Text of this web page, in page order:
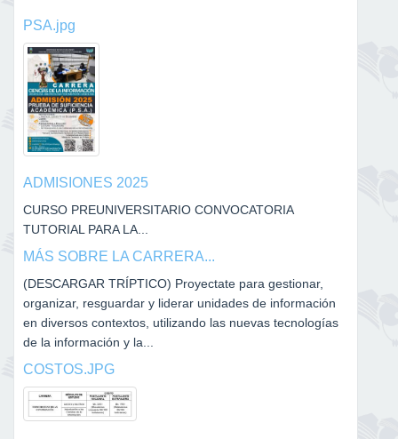
PSA.jpg
ADMISIONES 2025
CURSO PREUNIVERSITARIO CONVOCATORIA
TUTORIAL PARA LA...
MÁS SOBRE LA CARRERA...
(DESCARGAR TRÍPTICO) Proyectate para gestionar,
organizar, resguardar y liderar unidades de información
en diversos contextos, utilizando las nuevas tecnologías
de la información y la...
COSTOS.JPG